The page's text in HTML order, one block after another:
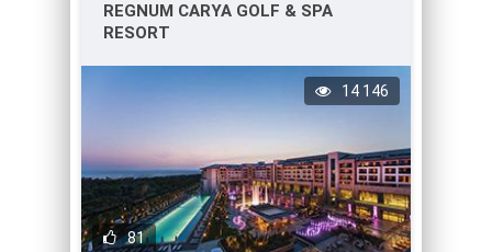
REGNUM CARYA GOLF & SPA
RESORT
81
14 146